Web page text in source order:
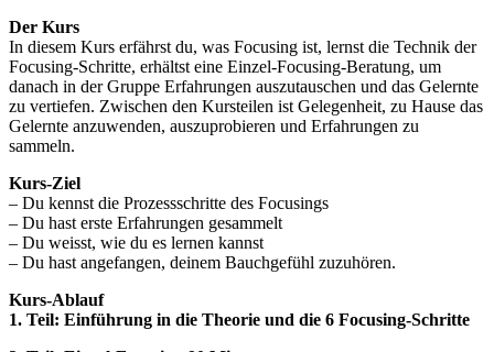
Der Kurs
In diesem Kurs erfährst du, was Focusing ist, lernst die Technik der
Focusing-Schritte, erhältst eine Einzel-Focusing-Beratung, um
danach in der Gruppe Erfahrungen auszutauschen und das Gelernte
zu vertiefen. Zwischen den Kursteilen ist Gelegenheit, zu Hause das
Gelernte anzuwenden, auszuprobieren und Erfahrungen zu
sammeln.
Kurs-Ziel
– Du kennst die Prozessschritte des Focusings
– Du hast erste Erfahrungen gesammelt
– Du weisst, wie du es lernen kannst
– Du hast angefangen, deinem Bauchgefühl zuzuhören.
Kurs-Ablauf
1. Teil: Einführung in die Theorie und die 6 Focusing-Schritte